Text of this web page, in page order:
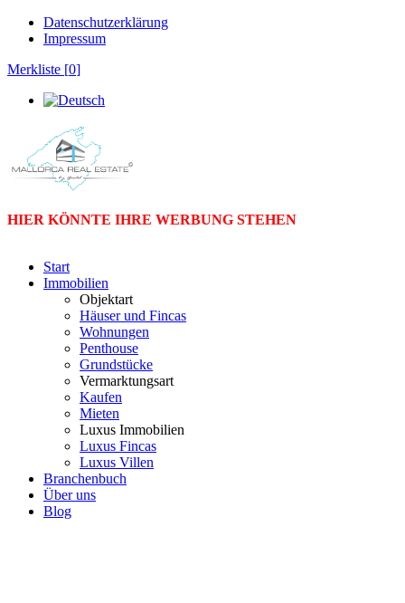
Datenschutzerklärung
Impressum
Merkliste [0]
HIER KÖNNTE IHRE WERBUNG STEHEN
Start
Immobilien
Objektart
Häuser und Fincas
Wohnungen
Penthouse
Grundstücke
Vermarktungsart
Kaufen
Mieten
Luxus Immobilien
Luxus Fincas
Luxus Villen
Branchenbuch
Über uns
Blog